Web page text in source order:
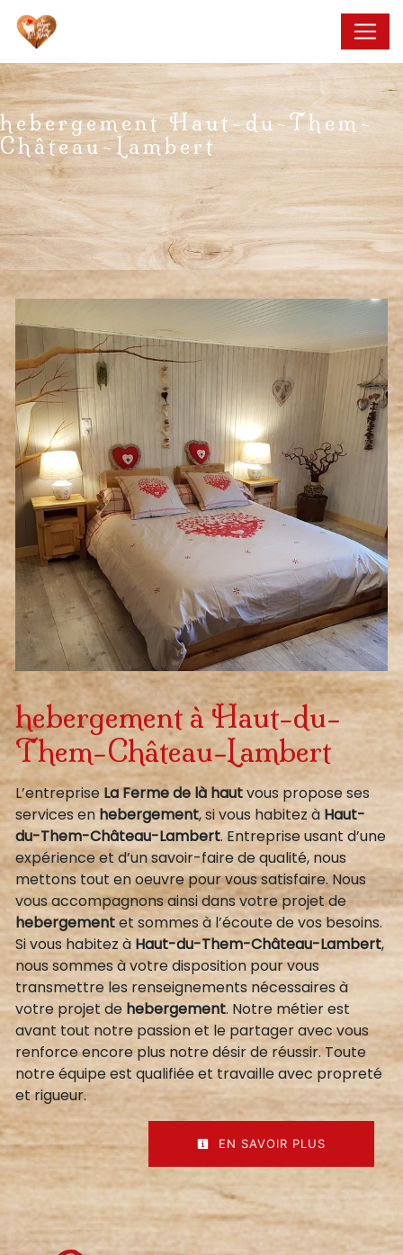
hebergement Haut-du-Them-
Château-Lambert
hebergement à Haut-du-
Them-Château-Lambert
L’entreprise La Ferme de là hautvous propose ses
services en hebergement, si vous habitez à Haut-
du-Them-Château-Lambert. Entreprise usant d’une
expérience et d’un savoir-faire de qualité, nous
mettons tout en oeuvre pour vous satisfaire. Nous
vous accompagnons ainsi dans votre projet de
hebergementet sommes à l’écoute de vos besoins.
Si vous habitez à Haut-du-Them-Château-Lambert,
nous sommes à votre disposition pour vous
transmettre les renseignements nécessaires à
votre projet de hebergement. Notre métier est
avant tout notre passion et le partager avec vous
renforce encore plus notre désir de réussir. Toute
notre équipe est qualifiée et travaille avec propreté
et rigueur.
EN SAVOIR PLUS